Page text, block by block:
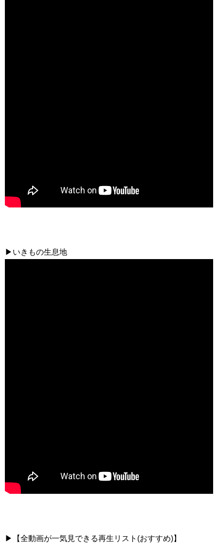
▶いきもの生息地
▶【全動画が一気見できる再生リスト(おすすめ)】